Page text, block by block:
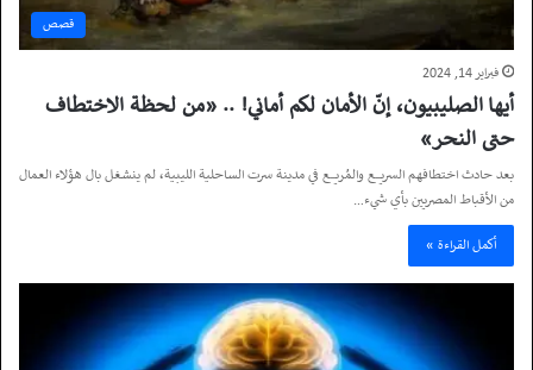
قصص
فبراير 14, 2024
أيها الصليبيون، إنّ الأمان لكم أماني! .. «من لحظة الاختطاف
حتى النحر»
بعد حادث اختطافهم السريع والمُريع في مدينة سرت الساحلية الليبية، لم ينشغل بال هؤلاء العمال
من الأقباط المصريين بأي شيء…
أكمل القراءة »